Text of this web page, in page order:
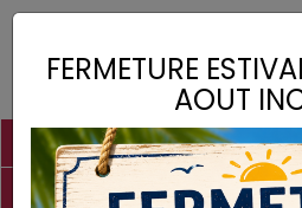
PIGMENTS CHAUX
COLLES DROGUERIE
FERMETURE
AOUT